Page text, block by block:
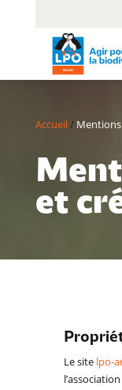
Accueil/
et
Le site lpo-